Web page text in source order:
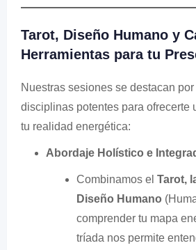
Tarot, Diseño Humano y
Herramientas para tu
Nuestras sesiones se destacan
disciplinas potentes para ofrecerte
tu realidad energética:
Abordaje Holístico e
Combinamos el Tarot,
Diseño Humano
comprender tu mapa
tríada nos permite